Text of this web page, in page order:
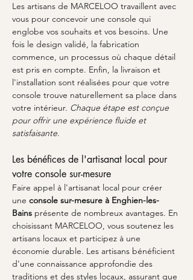
Les artisans de MARCELOO travaillent avec
vous pour concevoir une console qui
englobe vos souhaits et vos besoins. Une
fois le design validé, la fabrication
commence, un processus où chaque détail
est pris en compte. Enfin, la livraison et
l'installation sont réalisées pour que votre
console trouve naturellement sa place dans
votre intérieur. Chaque étape est conçue
pour offrir une expérience fluide et
satisfaisante.
Les bénéfices de l'artisanat local pour
votre console sur-mesure
Faire appel à l'artisanat local pour créer
une console sur-mesure à Enghien-les-
Bains présente de nombreux avantages. En
choisissant MARCELOO, vous soutenez les
artisans locaux et participez à une
économie durable. Les artisans bénéficient
d'une connaissance approfondie des
traditions et des styles locaux, assurant que